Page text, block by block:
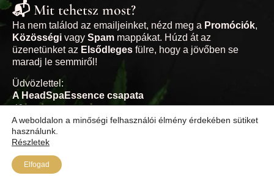
📬 Mit tehetsz most?
Ha nem találod az emailjeinket, nézd meg a Promóciók,
Közösségi vagy Spam mappákat. Húzd át az
üzenetünket az Elsődleges fülre, hogy a jövőben se
maradj le semmiről!
Üdvözlettel:
A HeadSpaEssence csapata
🌿headspaessence.hu
A weboldalon a minőségi felhasználói élmény érdekében sütiket
használunk.
Részletek
Elfogad